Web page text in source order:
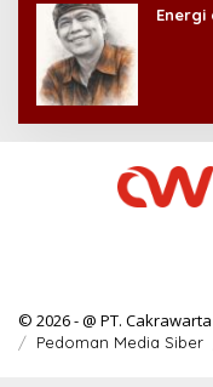
Energi
© 2026 - @ PT.
Pedoman Media Siber